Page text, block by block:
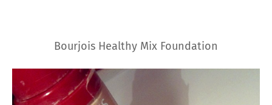
Bourjois Healthy Mix Foundation